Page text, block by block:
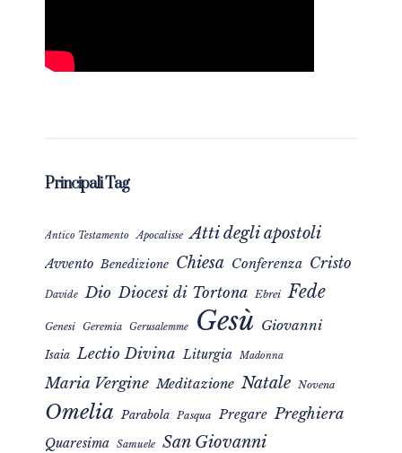
Principali Tag
Antico Testamento Apocalisse Atti degli apostoli
Avvento Benedizione Chiesa Conferenza Cristo
Davide Dio Diocesi di Tortona Ebrei Fede
Genesi Geremia Gerusalemme Gesù Giovanni
Isaia Lectio Divina Liturgia Madonna
Maria Vergine Meditazione Natale Novena
Omelia Parabola Pasqua Pregare Preghiera
Quaresima Samuele San Giovanni